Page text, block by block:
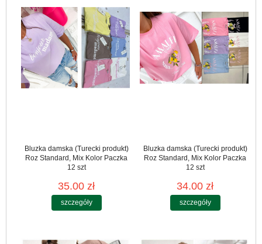
Bluzka damska (Turecki produkt)
Roz Standard, Mix Kolor Paczka
12 szt
35.00 zł
szczegóły
Bluzka damska (Turecki produkt)
Roz Standard, Mix Kolor Paczka
12 szt
34.00 zł
szczegóły